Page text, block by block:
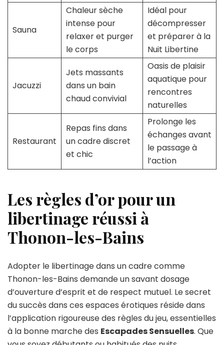
Sauna
Chaleur sèche
intense pour
relaxer et purger
le corps
Idéal pour
décompresser
et préparer à la
Nuit Libertine
Jacuzzi
Jets massants
dans un bain
chaud convivial
Oasis de plaisir
aquatique pour
rencontres
naturelles
Restaurant
Repas fins dans
un cadre discret
et chic
Prolonge les
échanges avant
le passage à
l’action
Les règles d’or pour un
libertinage réussi à
Thonon-les-Bains
Adopter le libertinage dans un cadre comme
Thonon-les-Bains demande un savant dosage
d’ouverture d’esprit et de respect mutuel. Le secret
du succès dans ces espaces érotiques réside dans
l’application rigoureuse des règles du jeu, essentielles
à la bonne marche des Escapades Sensuelles. Que